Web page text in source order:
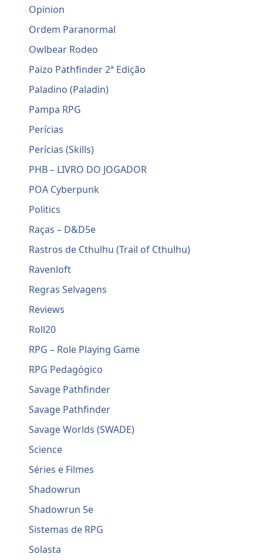
Opinion
Ordem Paranormal
Owlbear Rodeo
Paizo Pathfinder 2ª Edição
Paladino (Paladin)
Pampa RPG
Perícias
Perícias (Skills)
PHB – LIVRO DO JOGADOR
POA Cyberpunk
Politics
Raças – D&D5e
Rastros de Cthulhu (Trail of Cthulhu)
Ravenloft
Regras Selvagens
Reviews
Roll20
RPG – Role Playing Game
RPG Pedagógico
Savage Pathfinder
Savage Pathfinder
Savage Worlds (SWADE)
Science
Séries e Filmes
Shadowrun
Shadowrun 5e
Sistemas de RPG
Solasta